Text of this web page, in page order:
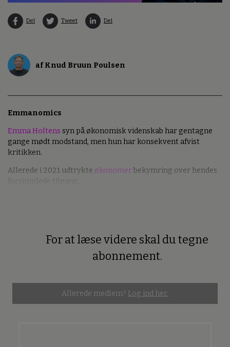
Del Tweet Del
af Knud Bruun Poulsen
Emmanomics
Emma Holtens syn på økonomisk videnskab har gentagne
gange mødt modstand, men hun har konsekvent afvist
kritikken.
Allerede i 2021 udtrykte økonomer bekymring over hendes
forsimplede tilgang.
For at læse videre skal du tegne
abonnement.
Allerede medlem? Log ind her.